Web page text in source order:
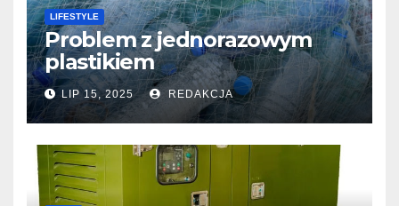
LIFESTYLE
Problem z jednorazowym
plastikiem
LIP 15, 2025 REDAKCJA